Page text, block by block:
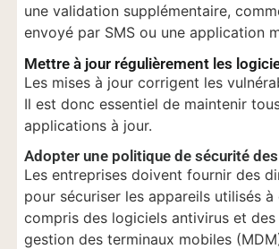
une validation supplémentaire,
envoyé par SMS ou une application
Mettre à jour régulièrement les
Les mises à jour corrigent les
Il est donc essentiel de maintenir
applications à jour.
Adopter une politique de sécurité
Les entreprises doivent fournir des
pour sécuriser les appareils utilisés
compris des logiciels antivirus et
gestion des terminaux mobiles